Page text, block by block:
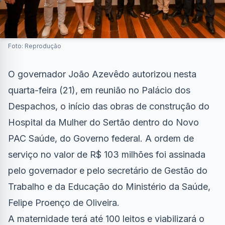
Foto: Reprodução
O governador João Azevêdo autorizou nesta
quarta-feira (21), em reunião no Palácio dos
Despachos, o início das obras de construção do
Hospital da Mulher do Sertão dentro do Novo
PAC Saúde, do Governo federal. A ordem de
serviço no valor de R$ 103 milhões foi assinada
pelo governador e pelo secretário de Gestão do
Trabalho e da Educação do Ministério da Saúde,
Felipe Proenço de Oliveira.
A maternidade terá até 100 leitos e viabilizará o